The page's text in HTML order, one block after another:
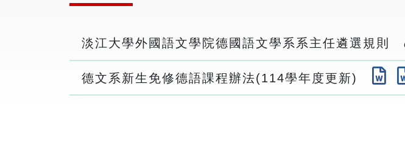
淡江大學外國語文學院德國語文學系系主任遴選規則
德文系新生免修德語課程辦法(114學年度更新)